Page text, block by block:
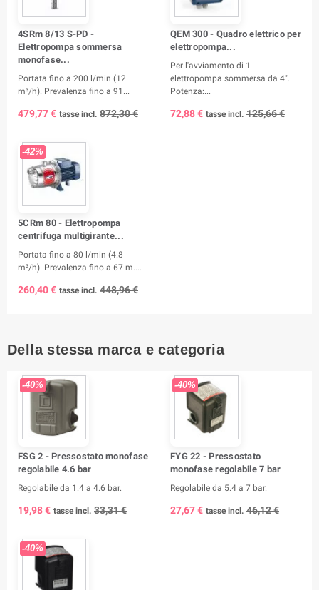
4SRm 8/13 S-PD -
Elettropompa sommersa
monofase...
Portata fino a 200 l/min (12
m³/h). Prevalenza fino a 91...
479,77 € tasse incl. 872,30 €
QEM 300 - Quadro elettrico per
elettropompa...
Per l'avviamento di 1
elettropompa sommersa da 4".
Potenza:...
72,88 € tasse incl. 125,66 €
-42%
5CRm 80 - Elettropompa
centrifuga multigirante...
Portata fino a 80 l/min (4.8
m³/h). Prevalenza fino a 67 m....
260,40 € tasse incl. 448,96 €
Della stessa marca e categoria
-40%
FSG 2 - Pressostato monofase
regolabile 4.6 bar
Regolabile da 1.4 a 4.6 bar.
19,98 € tasse incl. 33,31 €
-40%
FYG 22 - Pressostato
monofase regolabile 7 bar
Regolabile da 5.4 a 7 bar.
27,67 € tasse incl. 46,12 €
-40%